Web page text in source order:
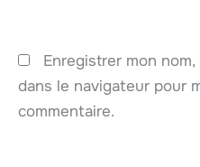
Enregistrer mon
dans le navigateur pour
commentaire.